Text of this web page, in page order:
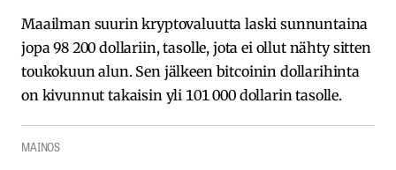
Maailman suurin kryptovaluutta laski sunnuntaina
jopa 98 200 dollariin, tasolle, jota ei ollut nähty sitten
toukokuun alun. Sen jälkeen bitcoinin dollarihinta
on kivunnut takaisin yli 101 000 dollarin tasolle.
MAINOS